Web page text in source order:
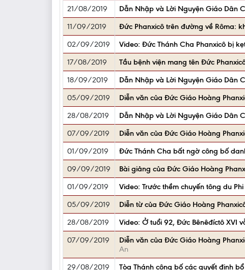
21/08/2019
Dẫn Nhập và Lời Nguyện Giáo Dân
11/09/2019
Đức Phanxicô trên đường về Rôma:
02/09/2019
Video: Đức Thánh Cha Phanxicô bị
17/08/2019
Tầu bệnh viện mang tên Đức
18/09/2019
Dẫn Nhập và Lời Nguyện Giáo Dân
05/09/2019
Diễn văn của Đức Giáo Hoàng
28/08/2019
Dẫn Nhập và Lời Nguyện Giáo Dân
07/09/2019
Diễn văn của Đức Giáo Hoàng
01/09/2019
Đức Thánh Cha bất ngờ công bố
09/09/2019
Bài giảng của Đức Giáo Hoàng
01/09/2019
Video: Trước thềm chuyến tông du
05/09/2019
Diễn từ của Đức Giáo Hoàng
28/08/2019
Video: Ở tuổi 92, Đức Bênêđíctô XVI
07/09/2019
Diễn văn của Đức Giáo Hoàng
An
29/08/2019
Tòa Thánh công bố các quyết định